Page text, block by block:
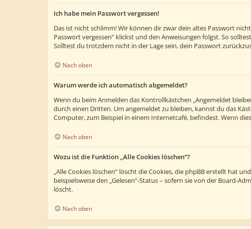
Ich habe mein Passwort vergessen!
Das ist nicht schlimm! Wir können dir zwar dein altes Passwort
Passwort vergessen“ klickst und den Anweisungen folgst. So
Solltest du trotzdem nicht in der Lage sein, dein Passwort
Nach oben
Warum werde ich automatisch abgemeldet?
Wenn du beim Anmelden das Kontrollkästchen „Angemeldet
durch einen Dritten. Um angemeldet zu bleiben, kannst du das
Computer, zum Beispiel in einem Internetcafé, befindest. Wenn
Nach oben
Wozu ist die Funktion „Alle Cookies löschen“?
„Alle Cookies löschen“ löscht die Cookies, die phpBB erstellt hat
beispielsweise den „Gelesen“-Status – sofern sie von der Board-
löscht.
Nach oben